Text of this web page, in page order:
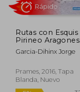
Rutas con Esquis
Pirineo Aragones
Tomo iii
Garcia-Dihinx Jorge
Prames, 2016, Tapa
Blanda, Nuevo